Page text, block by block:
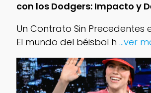
con los Dodgers: Impacto y
Un Contrato Sin Precedentes
El mundo del béisbol h ...ver